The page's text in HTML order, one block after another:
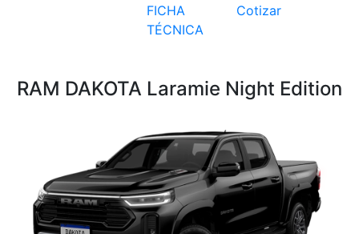
FICHA
TÉCNICA
Cotizar
RAM DAKOTA Laramie Night Edition